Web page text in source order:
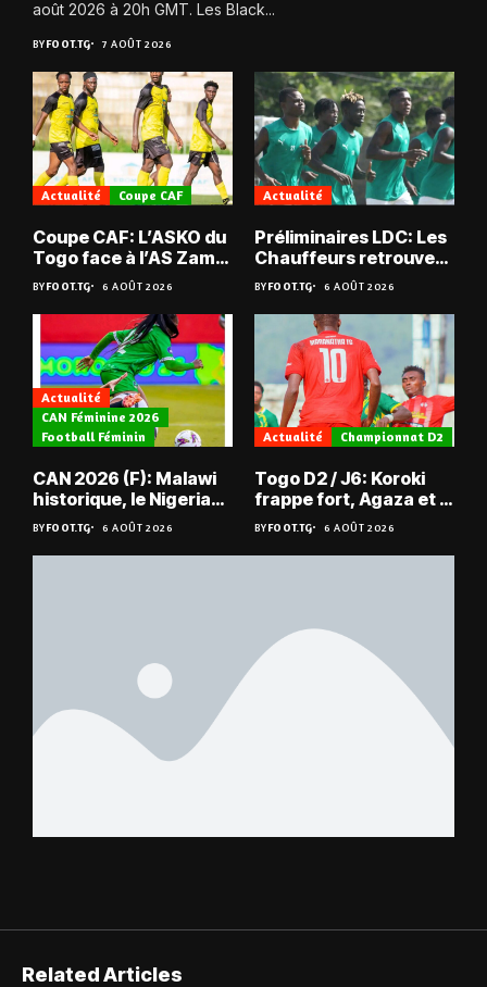
août 2026 à 20h GMT. Les Black...
BYFOOT.TG 7 AOÛT 2026
Actualité Coupe CAF
Coupe CAF: L’ASKO du
Togo face à l’AS Zam
du Niger
BYFOOT.TG 6 AOÛT 2026
Actualité
Préliminaires LDC: Les
Chauffeurs retrouvent
les Mimos
BYFOOT.TG 6 AOÛT 2026
Actualité
CAN Féminine 2026
Football Féminin
CAN 2026 (F): Malawi
historique, le Nigeria
sauvé, la Zambie
éliminée
BYFOOT.TG 6 AOÛT 2026
Actualité Championnat D2
Togo D2 / J6: Koroki
frappe fort, Agaza et la
JCA assurent,
suspense avant Sara
FC – Doumbé FC
BYFOOT.TG 6 AOÛT 2026
Related Articles